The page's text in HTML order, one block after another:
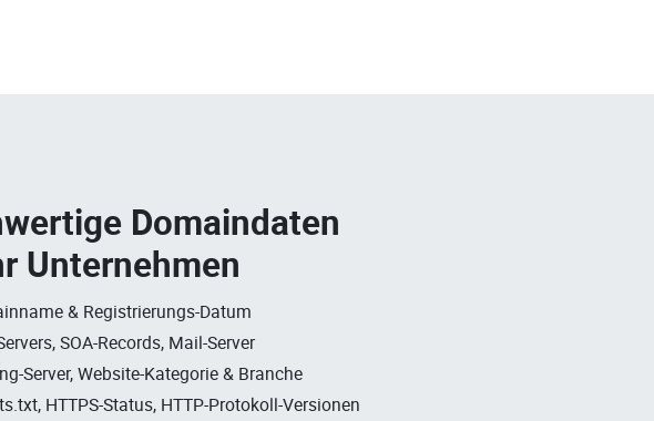
Domaindaten
Unternehmen
& Registrierungs-Datum
SOA-Records, Mail-Server
Server, Website-Kategorie & Branche
HTTPS-Status, HTTP-Protokoll-Versionen